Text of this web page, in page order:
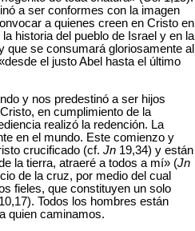
a ser conformes con la imagen
a quienes creen en Cristo en
historia del pueblo de Israel y en la
que se consumará gloriosamente al
el justo Abel hasta el último
y nos predestinó a ser hijos
en cumplimiento de la
realizó la redención. La
en el mundo. Este comienzo y
crucificado (cf. Jn 19,34) y están
la tierra, atraeré a todos a mí» (Jn
de la cruz, por medio del cual
fieles, que constituyen un solo
10,17). Todos los hombres están
quien caminamos.